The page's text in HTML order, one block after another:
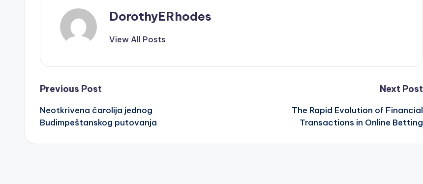
DorothyERhodes
View All Posts
Post
navigation
Previous Post
Neotkrivena čarolija jednog
Budimpeštanskog putovanja
Next Post
The Rapid Evolution of Financial
Transactions in Online Betting